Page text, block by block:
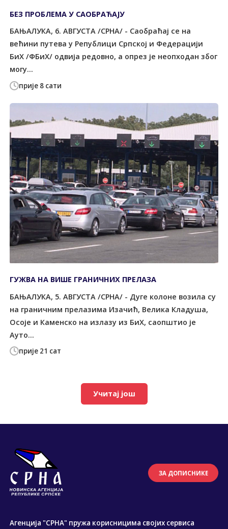
прије 8 сати
БЕЗ ПРОБЛЕМА У САОБРАЋАЈУ
БАЊАЛУКА, 6. АВГУСТА /СРНА/ - Саобраћај се на
већини путева у Републици Српској и Федерацији
БиХ /ФБиХ/ одвија редовно, а опрез је неопходан због
могу...
прије 21 сат
ГУЖВА НА ВИШЕ ГРАНИЧНИХ ПРЕЛАЗА
БАЊАЛУКА, 5. АВГУСТА /СРНА/ - Дуге колоне возила су
на граничним прелазима Изачић, Велика Кладуша,
Осоје и Каменско на излазу из БиХ, саопштио је
Ауто...
Учитај још
ЗА ДОПИСНИКЕ
Агенција "СРНА" пружа корисницима својих сервиса